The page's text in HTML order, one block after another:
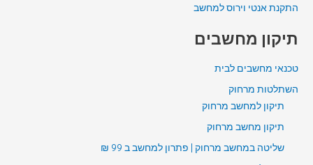
התקנת אנטי וירוס למחשב
תיקון מחשבים
טכנאי מחשבים לבית
השתלטות מרחוק
תיקון למחשב מרחוק
תיקון מחשב מרחוק
שליטה במחשב מרחוק | פתרון למחשב ב 99 ₪